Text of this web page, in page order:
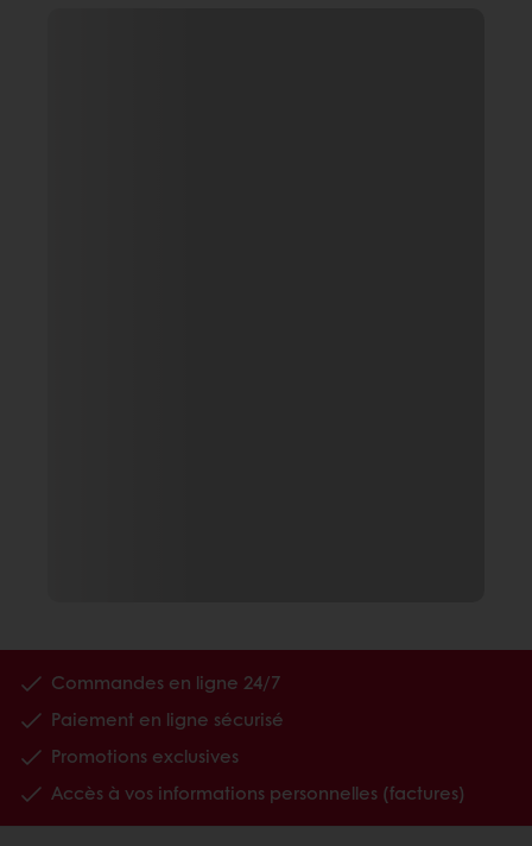
Commandes en ligne 24/7
Paiement en ligne sécurisé
Promotions exclusives
Accès à vos informations personnelles (factures)